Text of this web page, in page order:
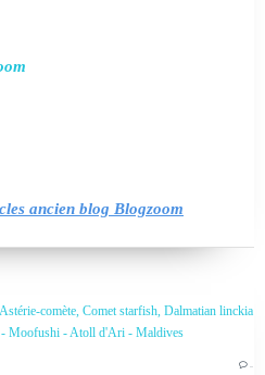
comète, Comet starfish, Dalmatian linckia
Moofushi - Atoll d'Ari - Maldives
…
ancien blog Blogzoom